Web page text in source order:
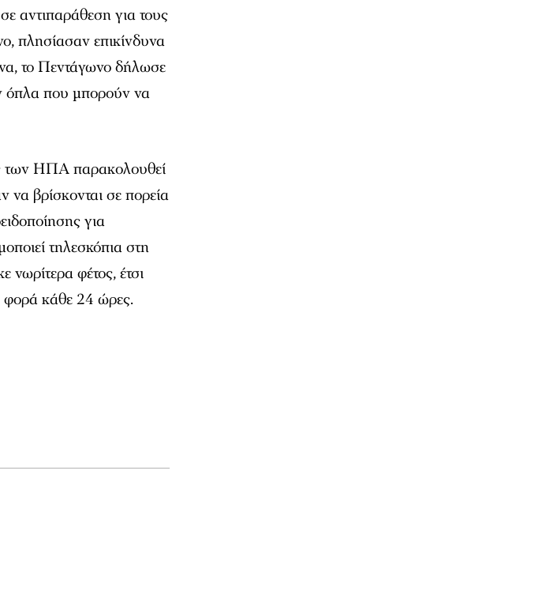
αντιπαράθεση για τους
πλησίασαν επικίνδυνα
το Πεντάγωνο δήλωσε
όπλα που μπορούν να
των ΗΠΑ παρακολουθεί
να βρίσκονται σε πορεία
για
τηλεσκόπια στη
φέτος, έτσι
κάθε 24 ώρες.